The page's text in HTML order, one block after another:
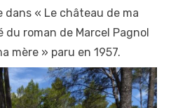
dans « Le château de ma
du roman de Marcel Pagnol
mère » paru en 1957.